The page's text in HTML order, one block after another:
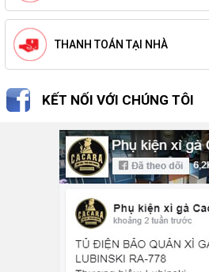
THANH TOÁN TẠI NHÀ
KẾT NỐI VỚI CHÚNG TÔI